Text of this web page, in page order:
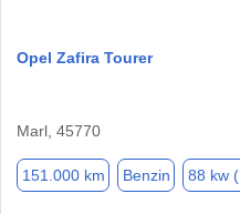
Opel Zafira Tourer
Marl, 45770
151.000 km Benzin 88 kw